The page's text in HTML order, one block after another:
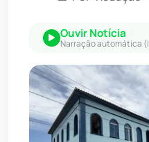
Ouvir Notícia
Narração automática